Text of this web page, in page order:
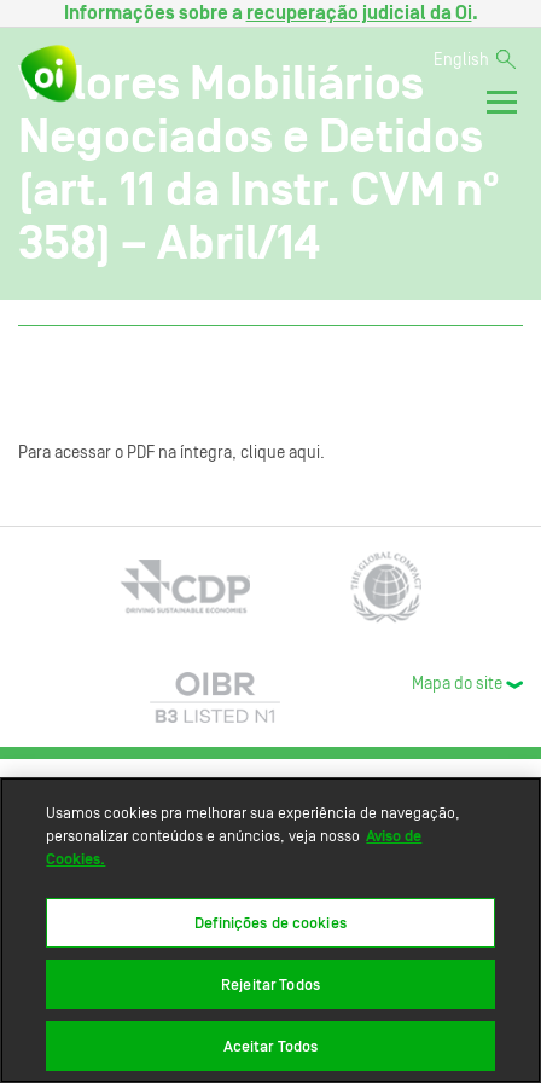
Informações sobre a recuperação judicial da Oi.
English
Valores Mobiliários
Negociados e Detidos
(art. 11 da Instr. CVM nº
358) – Abril/14
Para acessar o PDF na íntegra, clique aqui.
Mapa do site
Usamos cookies pra melhorar sua experiência de navegação,
personalizar conteúdos e anúncios, veja nosso Aviso de
Cookies.
Definições de cookies
Rejeitar Todos
Aceitar Todos